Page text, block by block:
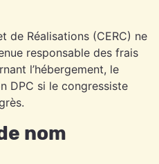
de Réalisations (CERC) ne
responsable des frais
l’hébergement, le
DPC si le congressiste
nom